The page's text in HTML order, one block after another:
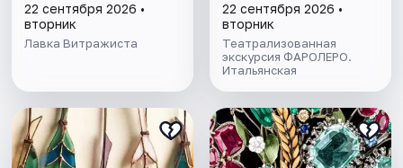
22 сентября 2026 •
вторник
Лавка Витражиста
22 сентября 2026 •
вторник
Театрализованная
экскурсия ФАРОЛЕРО.
Итальянская